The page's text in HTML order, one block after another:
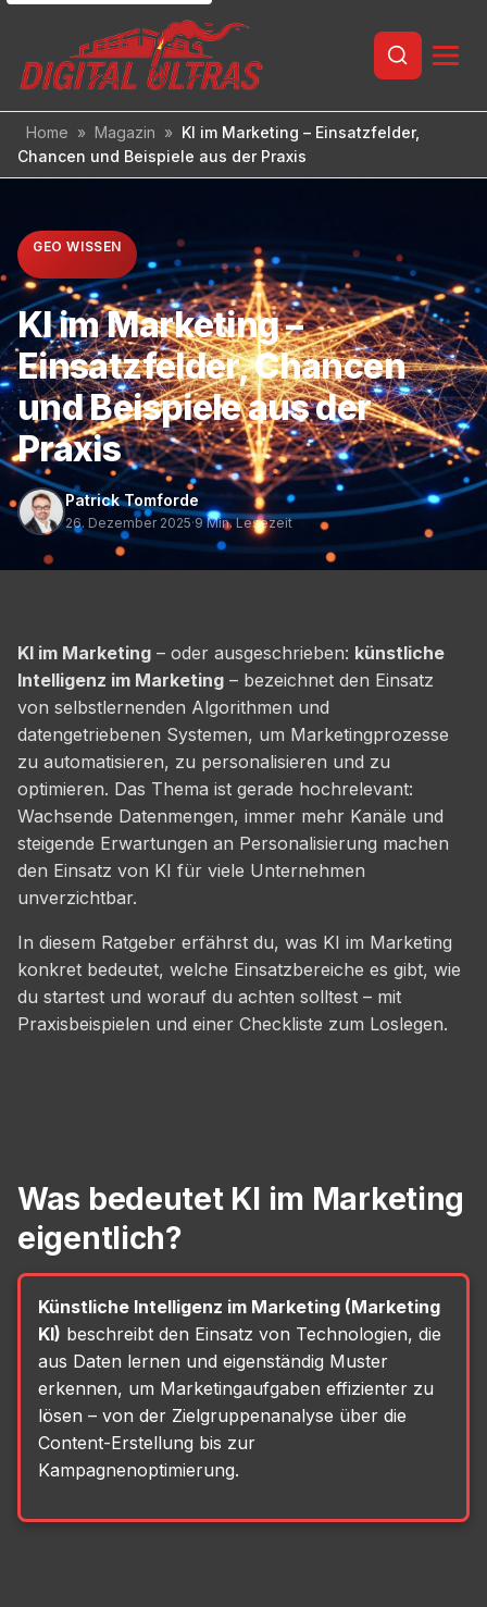
Inhalt
Home » Magazin » KI im Marketing – Einsatzfelder,
Chancen und Beispiele aus der Praxis
GEO WISSEN
KI im Marketing –
Einsatzfelder, Chancen
und Beispiele aus der
Praxis
Patrick Tomforde
26. Dezember 2025·9 Min. Lesezeit
KI im Marketing – oder ausgeschrieben: künstliche
Intelligenz im Marketing – bezeichnet den Einsatz
von selbstlernenden Algorithmen und
datengetriebenen Systemen, um Marketingprozesse
zu automatisieren, zu personalisieren und zu
optimieren. Das Thema ist gerade hochrelevant:
Wachsende Datenmengen, immer mehr Kanäle und
steigende Erwartungen an Personalisierung machen
den Einsatz von KI für viele Unternehmen
unverzichtbar.
In diesem Ratgeber erfährst du, was KI im Marketing
konkret bedeutet, welche Einsatzbereiche es gibt, wie
du startest und worauf du achten solltest – mit
Praxisbeispielen und einer Checkliste zum Loslegen.
Was bedeutet KI im Marketing
eigentlich?
Künstliche Intelligenz im Marketing (Marketing
KI) beschreibt den Einsatz von Technologien, die
aus Daten lernen und eigenständig Muster
erkennen, um Marketingaufgaben effizienter zu
lösen – von der Zielgruppenanalyse über die
Content-Erstellung bis zur
Kampagnenoptimierung.